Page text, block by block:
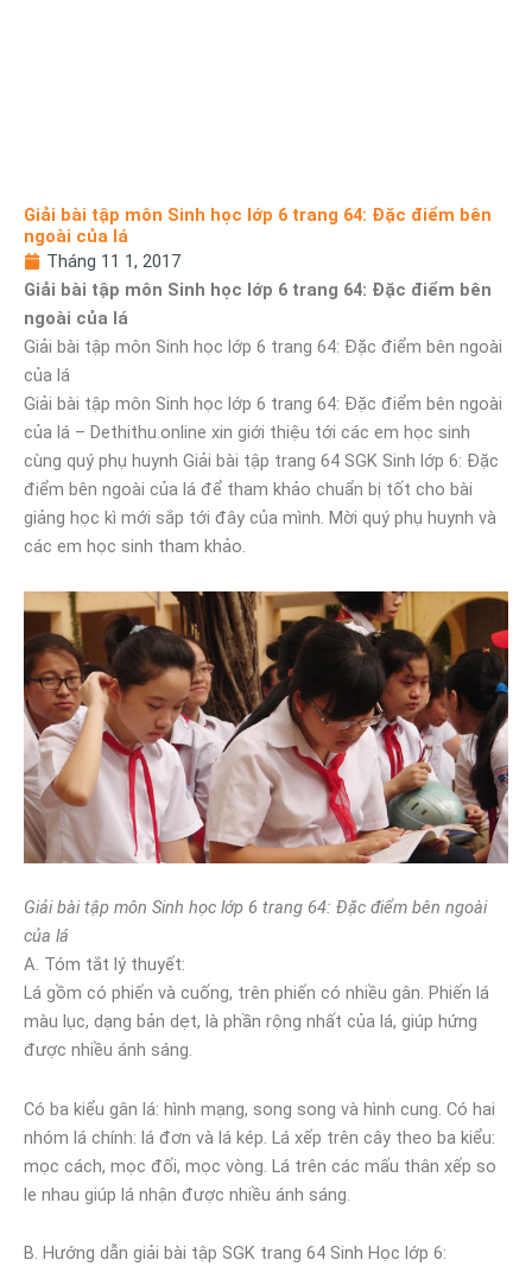
Giải bài tập môn Sinh học lớp 6 trang 64: Đặc điểm bên
ngoài của lá
Tháng 11 1, 2017
Giải bài tập môn Sinh học lớp 6 trang 64: Đặc điểm bên
ngoài của lá
Giải bài tập môn Sinh học lớp 6 trang 64: Đặc điểm bên ngoài
của lá
Giải bài tập môn Sinh học lớp 6 trang 64: Đặc điểm bên ngoài
của lá – Dethithu.online xin giới thiệu tới các em học sinh
cùng quý phụ huynh Giải bài tập trang 64 SGK Sinh lớp 6: Đặc
điểm bên ngoài của lá để tham khảo chuẩn bị tốt cho bài
giảng học kì mới sắp tới đây của mình. Mời quý phụ huynh và
các em học sinh tham khảo.
Giải bài tập môn Sinh học lớp 6 trang 64: Đặc điểm bên ngoài
của lá
A. Tóm tắt lý thuyết:
Lá gồm có phiến và cuống, trên phiến có nhiều gân. Phiến lá
màu lục, dạng bản dẹt, là phần rộng nhất của lá, giúp hứng
được nhiều ánh sáng.
Có ba kiểu gân lá: hình mạng, song song và hình cung. Có hai
nhóm lá chính: lá đơn và lá kép. Lá xếp trên cây theo ba kiểu:
mọc cách, mọc đối, mọc vòng. Lá trên các mấu thân xếp so
le nhau giúp lá nhận được nhiều ánh sáng.
B. Hướng dẫn giải bài tập SGK trang 64 Sinh Học lớp 6: